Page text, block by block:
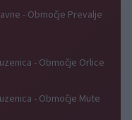
- Območje Prevalje
- Območje Orlice
- Območje Mute